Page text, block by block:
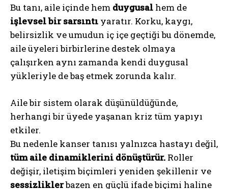
Bu tanı, aile içinde hem duygusal hem de
işlevsel bir sarsıntı yaratır. Korku, kaygı,
belirsizlik ve umudun iç içe geçtiği bu dönemde,
aile üyeleri birbirlerine destek olmaya
çalışırken aynı zamanda kendi duygusal
yükleriyle de baş etmek zorunda kalır.
Aile bir sistem olarak düşünüldüğünde,
herhangi bir üyede yaşanan kriz tüm yapıyı
etkiler.
Bu nedenle kanser tanısı yalnızca hastayı değil,
tüm aile dinamiklerini dönüştürür. Roller
değişir, iletişim biçimleri yeniden şekillenir ve
sessizliklerbazen en güçlü ifade biçimi haline